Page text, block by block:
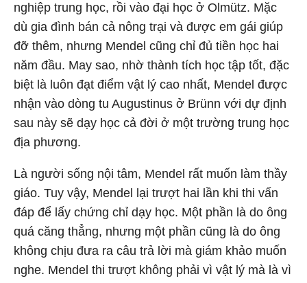
nghiệp trung học, rồi vào đại học ở Olmütz. Mặc
dù gia đình bán cả nông trại và được em gái giúp
đỡ thêm, nhưng Mendel cũng chỉ đủ tiền học hai
năm đầu. May sao, nhờ thành tích học tập tốt, đặc
biệt là luôn đạt điểm vật lý cao nhất, Mendel được
nhận vào dòng tu Augustinus ở Brünn với dự định
sau này sẽ dạy học cả đời ở một trường trung học
địa phương.
Là người sống nội tâm, Mendel rất muốn làm thầy
giáo. Tuy vậy, Mendel lại trượt hai lần khi thi vấn
đáp để lấy chứng chỉ dạy học. Một phần là do ông
quá căng thẳng, nhưng một phần cũng là do ông
không chịu đưa ra câu trả lời mà giám khảo muốn
nghe. Mendel thi trượt không phải vì vật lý mà là vì